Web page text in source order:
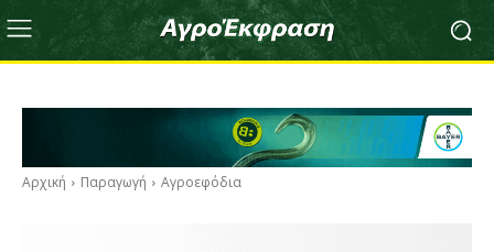
Αρχική Παραγωγή Αγροεφόδια